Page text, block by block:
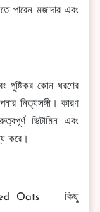
পারেন মজাদার এবং
পুষ্টিকর কোন ধরণের
নিত্যসঙ্গী। কারণ
ভিটামিন এবং
করে।
Oats কিছু